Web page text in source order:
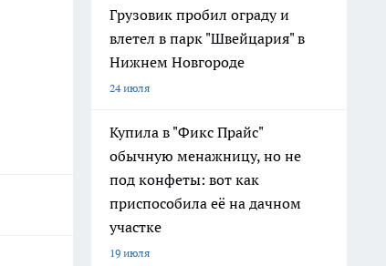
Грузовик пробил ограду и
влетел в парк "Швейцария" в
Нижнем Новгороде
24 июля
Купила в "Фикс Прайс"
обычную менажницу, но не
под конфеты: вот как
приспособила её на дачном
участке
19 июля